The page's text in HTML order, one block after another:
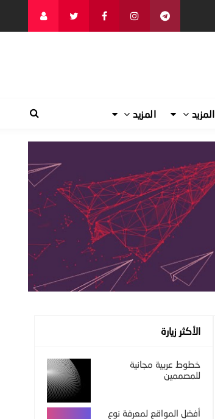
المزيد المزيد
الأكثر زيارة
خطوط عربية مجانية
للمصممين
أفضل المواقع لمعرفة نوع